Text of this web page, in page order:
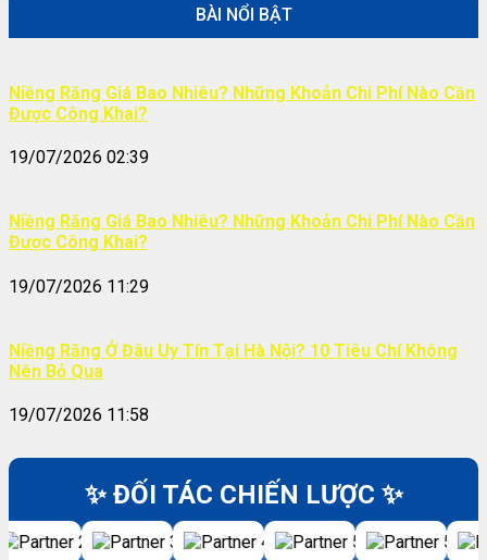
BÀI NỔI BẬT
Niềng Răng Giá Bao Nhiêu? Những Khoản Chi Phí Nào Cần
Được Công Khai?
19/07/2026 02:39
Niềng Răng Giá Bao Nhiêu? Những Khoản Chi Phí Nào Cần
Được Công Khai?
19/07/2026 11:29
Niềng Răng Ở Đâu Uy Tín Tại Hà Nội? 10 Tiêu Chí Không
Nên Bỏ Qua
19/07/2026 11:58
✨ ĐỐI TÁC CHIẾN LƯỢC ✨